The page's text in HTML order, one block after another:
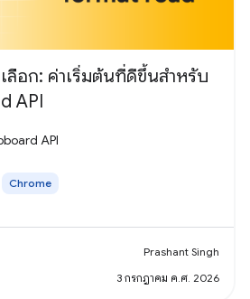
อก: ค่าเริ่มต้นที่ดีขึ้นสำหรับ
API
API
Chrome
Prashant Singh
3 กรกฎาคม ค.ศ. 2026